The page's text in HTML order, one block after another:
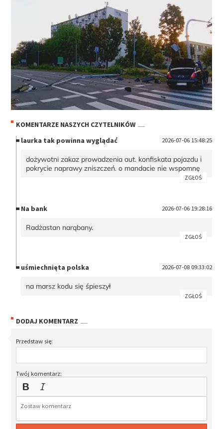
KOMENTARZE NASZYCH CZYTELNIKÓW
laurka tak powinna wyglądać
2026-07-06 15:48:25
dożywotni zakaz prowadzenia aut. konfiskata pojazdu i
pokrycie naprawy zniszczeń. o mandacie nie wspomnę
ZGŁOŚ
Na bank 2026-07-06 19:28:16
Radżastan narąbany.
ZGŁOŚ
uśmiechnięta polska 2026-07-08 09:33:02
na marsz kodu się śpieszył
ZGŁOŚ
DODAJ KOMENTARZ
Przedstaw się:
Twój komentarz: